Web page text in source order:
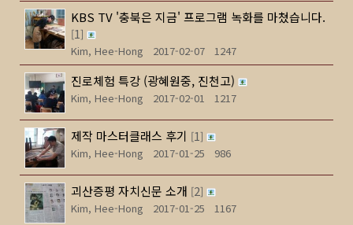
KBS TV '충북은 지금' 프로그램 녹화를 마쳤습니다.
[1]
Kim, Hee-Hong
2017-02-07 1247
진로체험 특강 (광혜원중, 진천고)
Kim, Hee-Hong 2017-02-01 1217
제작 마스터클래스 후기 [1]
Kim, Hee-Hong
2017-01-25 986
괴산증평 자치신문 소개 [2]
Kim, Hee-Hong
2017-01-25 1167